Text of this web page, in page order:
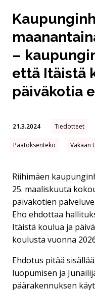
–
että Itäistä
päiväkotia
21.3.2024 Tiedotteet
Päätöksenteko Vakaan
Riihimäen
25. maaliskuuta
päiväkotien
Eho ehdottaa
Itäistä koulua ja
koulusta vuonna
Ehdotus pitää
luopumisen ja
päärakennuksen